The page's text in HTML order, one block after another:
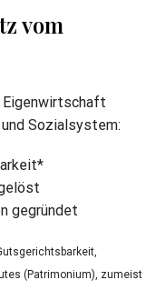
vom
Eigenwirtschaft
Sozialsystem:
gegründet
(Patrimonium), zumeist